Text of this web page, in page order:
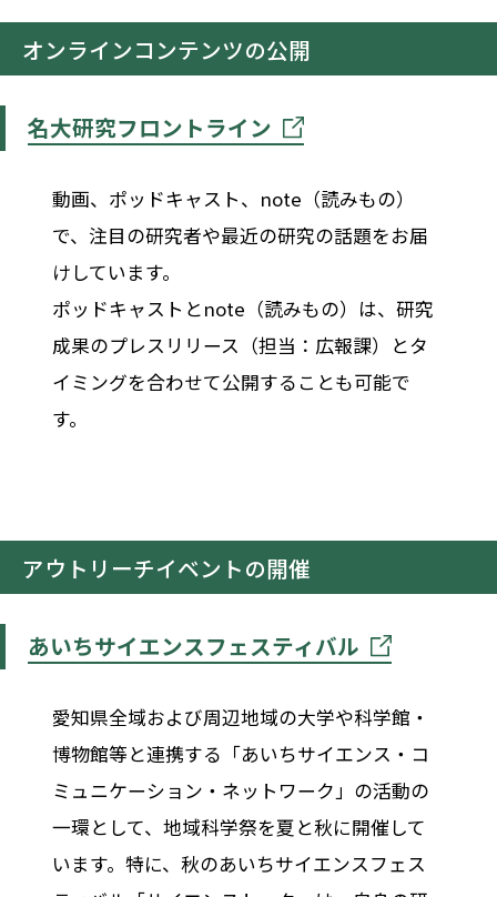
オンラインコンテンツの公開
名大研究フロントライン
動画、ポッドキャスト、note（読みもの）
で、注目の研究者や最近の研究の話題をお届
けしています。
ポッドキャストとnote（読みもの）は、研究
成果のプレスリリース（担当：広報課）とタ
イミングを合わせて公開することも可能で
す。
アウトリーチイベントの開催
あいちサイエンスフェスティバル
愛知県全域および周辺地域の大学や科学館・
博物館等と連携する「あいちサイエンス・コ
ミュニケーション・ネットワーク」の活動の
一環として、地域科学祭を夏と秋に開催して
います。特に、秋のあいちサイエンスフェス